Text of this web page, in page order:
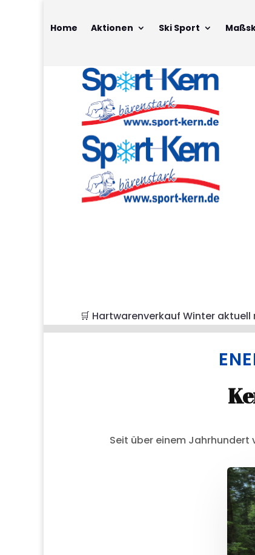
Home Aktionen Ski Sport
🛒 Hartwarenverkauf Winter
Seit über einem